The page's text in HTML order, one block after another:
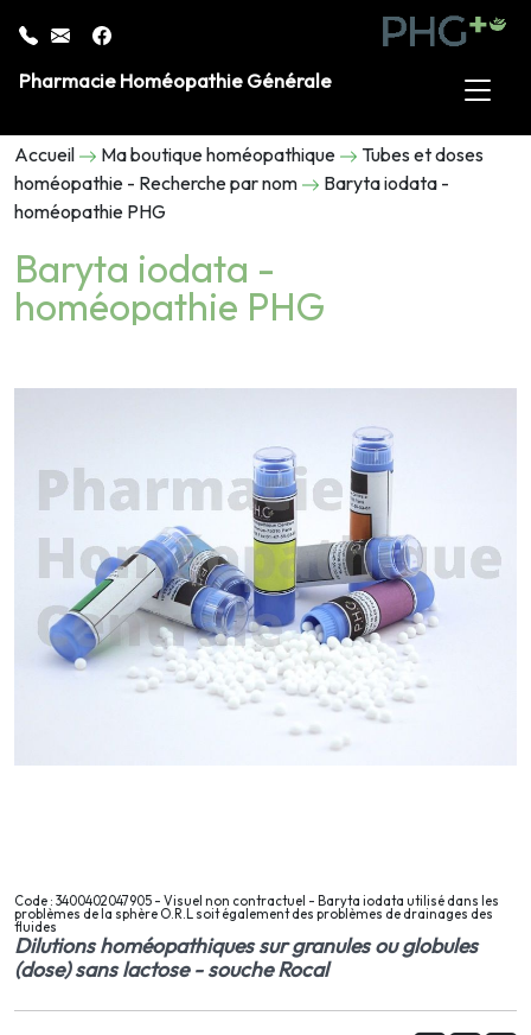
Pharmacie Homéopathie Générale
Accueil Ma boutique homéopathique
Tubes et doses
homéopathie - Recherche par nom
Baryta iodata -
homéopathie PHG
Baryta iodata -
homéopathie PHG
Code : 3400402047905 - Visuel non contractuel - Baryta iodata utilisé dans les
problèmes de la sphère O.R.L soit également des problèmes de drainages des
fluides
Dilutions homéopathiques sur granules ou globules
(dose) sans lactose - souche Rocal